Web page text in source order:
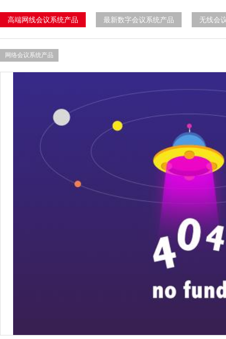
高端网线会议系统产品 最新数字会议系统产品 无线会
网络会议系统产品